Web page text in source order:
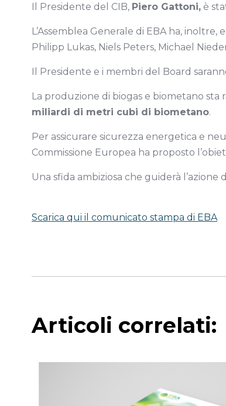
Il Presidente del CIB, Piero Gattoni, è
L’Assemblea Generale di EBA ha,
Philipp Lukas, Niels Peters, Michael
Il Presidente e i membri del Board
La produzione di biogas e biometano
miliardi di metri cubi di biometano.
Per assicurare sicurezza energetica e
Commissione Europea ha proposto
Una sfida ambiziosa che guiderà l’azione
Scarica qui il comunicato stampa di EBA
Articoli correlati: